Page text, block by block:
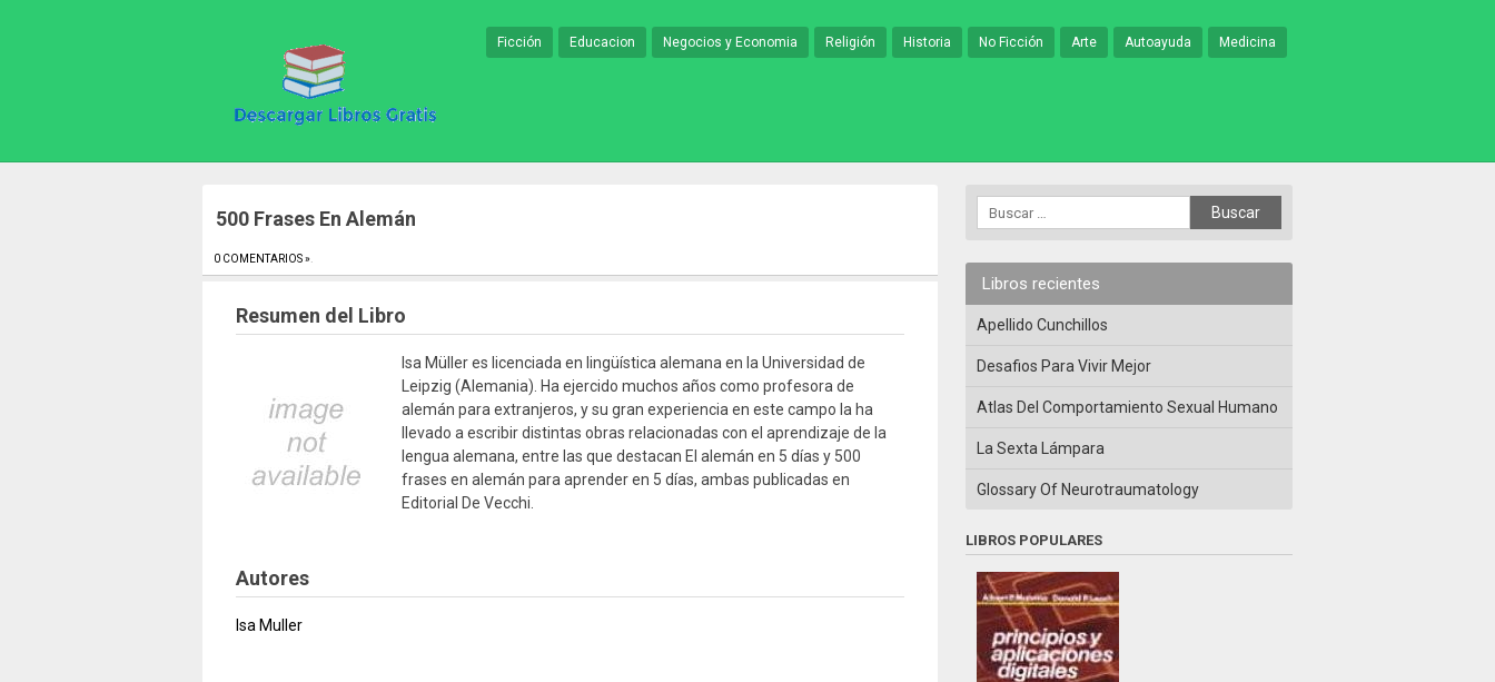
Ficción Educacion Negocios y Economia Religión Historia No Ficción Arte Autoayuda Medicina
500 Frases En Alemán
0 COMENTARIOS »
Resumen del Libro
Isa Müller es licenciada en lingüística alemana en la Universidad de
Leipzig (Alemania). Ha ejercido muchos años como profesora de
alemán para extranjeros, y su gran experiencia en este campo la ha
llevado a escribir distintas obras relacionadas con el aprendizaje de la
lengua alemana, entre las que destacan El alemán en 5 días y 500
frases en alemán para aprender en 5 días, ambas publicadas en
Editorial De Vecchi.
Autores
Isa Muller
Libros recientes
Apellido Cunchillos
Desafios Para Vivir Mejor
Atlas Del Comportamiento Sexual Humano
La Sexta Lámpara
Glossary Of Neurotraumatology
LIBROS POPULARES